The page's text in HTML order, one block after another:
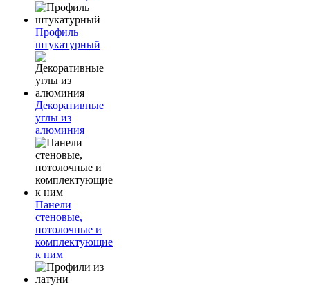
Профиль
штукатурный
Декоративные
углы из
алюминия
Панели
стеновые,
потолочные и
комплектующие
к ним